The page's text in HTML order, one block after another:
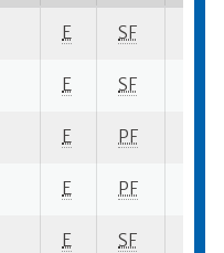
E SF
E SF
E PF
E PF
E SF